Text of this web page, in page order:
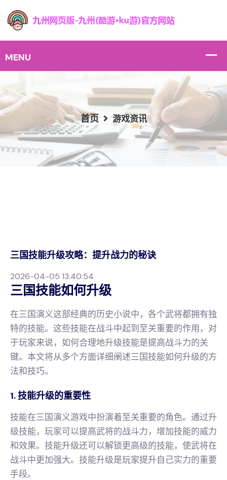
首页 游戏资讯
三国技能升级攻略：提升战力的秘诀
2026-04-05 13:40:54
三国技能如何升级
在三国演义这部经典的历史小说中，各个武将都拥有独
特的技能。这些技能在战斗中起到至关重要的作用，对
于玩家来说，如何合理地升级技能是提高战斗力的关
键。本文将从多个方面详细阐述三国技能如何升级的方
法和技巧。
1. 技能升级的重要性
技能在三国演义游戏中扮演着至关重要的角色。通过升
级技能，玩家可以提高武将的战斗力，增加技能的威力
和效果。技能升级还可以解锁更高级的技能，使武将在
战斗中更加强大。技能升级是玩家提升自己实力的重要
手段。